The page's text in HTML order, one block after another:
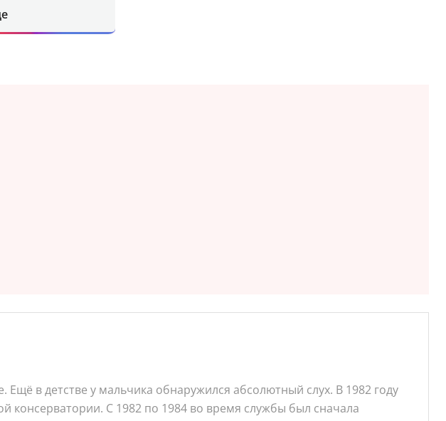
в детстве у мальчика обнаружился абсолютный слух. В 1982 году
консерватории. С 1982 по 1984 во время службы был сначала